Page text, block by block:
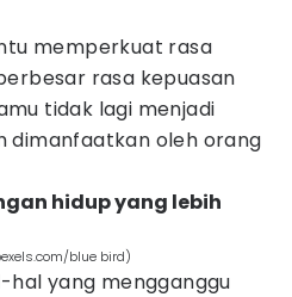
memperkuat rasa
rasa kepuasan
tidak lagi menjadi
dimanfaatkan oleh orang
hidup yang lebih
blue bird)
yang mengganggu